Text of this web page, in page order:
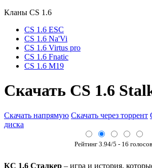
Кланы СS 1.6
CS 1.6 ESC
CS 1.6 Na'Vi
CS 1.6 Virtus pro
CS 1.6 Fnatic
CS 1.6 M19
Скачать CS 1.6
Скачать напрямую Скачать через торрент
диска
Рейтинг 3.94/5 - 16 голосов
КС 1.6 Сталкер – игра и история,